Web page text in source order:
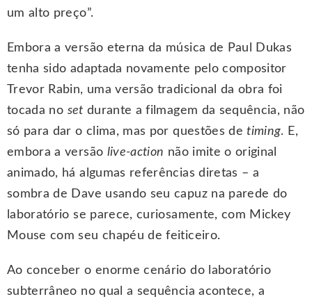
um alto preço”.
Embora a versão eterna da música de Paul Dukas
tenha sido adaptada novamente pelo compositor
Trevor Rabin, uma versão tradicional da obra foi
tocada no set durante a filmagem da sequência, não
só para dar o clima, mas por questões detiming. E,
embora a versão live-action não imite o original
animado, há algumas referências diretas – a
sombra de Dave usando seu capuz na parede do
laboratório se parece, curiosamente, com Mickey
Mouse com seu chapéu de feiticeiro.
Ao conceber o enorme cenário do laboratório
subterrâneo no qual a sequência acontece, a